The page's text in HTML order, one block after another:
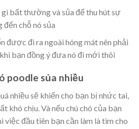
bất thường và sủa để thu hút sự
đến chỗ nó sủa
được đi ra ngoài hóng mát nên phải
bạn đồng ý đưa nó đi mới thôi
poodle sủa nhiều
nhiều sẽ khiến cho bạn bị nhức tai,
khó chịu. Và nếu chú chó của bạn
việc đầu tiên bạn cần làm là tìm cho